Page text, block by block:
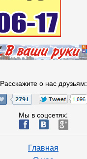
Расскажите о нас друзьям:
Мы в соцсетях:
ä æ è
Главная